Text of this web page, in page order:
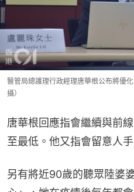
醫管局總護理行政經理唐華根公布將優
攝）
唐華根回應指會繼續與前
至最低。他又指會留意人
另有將近90歲的聽眾陸婆